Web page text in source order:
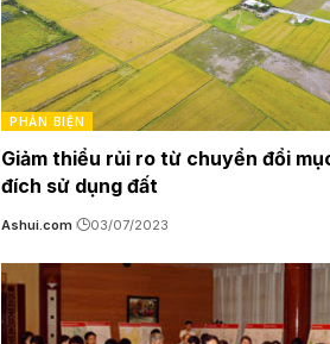
PHẢN BIỆN
Giảm thiểu rủi ro từ chuyển đổi
đích sử dụng đất
Ashui.com 03/07/2023